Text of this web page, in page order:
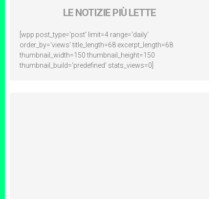
LE NOTIZIE PIÙ LETTE
[wpp post_type='post' limit=4 range='daily'
order_by='views' title_length=68 excerpt_length=68
thumbnail_width=150 thumbnail_height=150
thumbnail_build='predefined' stats_views=0]